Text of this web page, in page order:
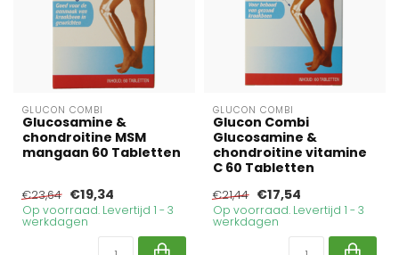
GLUCON COMBI
Glucosamine &
chondroitine MSM
mangaan 60 Tabletten
€23,64 €19,34
Op voorraad. Levertijd 1 - 3
werkdagen
GLUCON COMBI
Glucon Combi
Glucosamine &
chondroitine vitamine
C 60 Tabletten
€21,44 €17,54
Op voorraad. Levertijd 1 - 3
werkdagen